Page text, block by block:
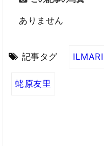
ありません
記事タグ ILMARI
蛯原友里